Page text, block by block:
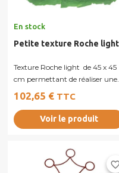
En stock
Petite texture Roche light
Texture Roche light de 45 x 45
cm permettant de réaliser une
parfaite finition dans les...
102,65 € TTC
Voir le produit